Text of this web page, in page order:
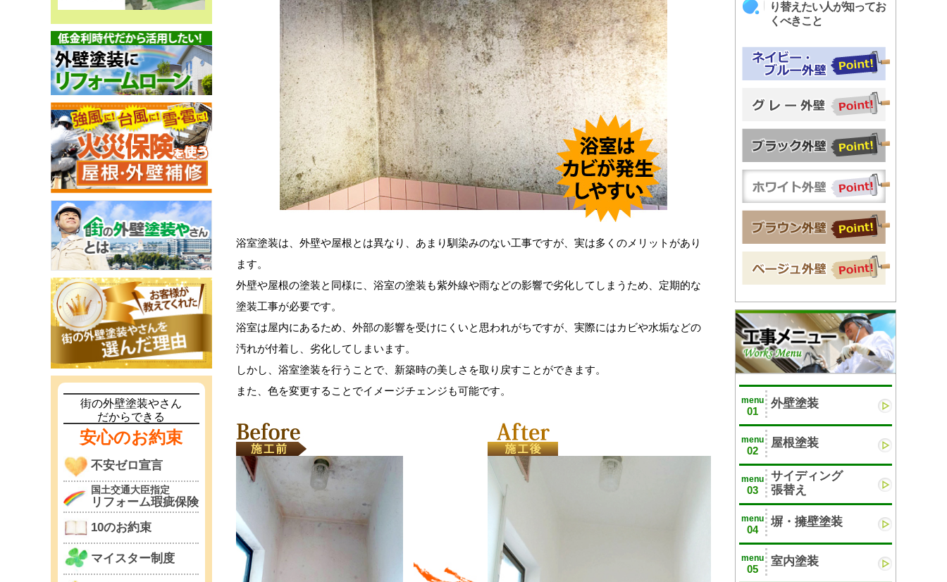
浴室塗装は、外壁や屋根とは異なり、あまり馴染みのない工事ですが、実は多くのメリットがあり
ます。
外壁や屋根の塗装と同様に、浴室の塗装も紫外線や雨などの影響で劣化してしまうため、定期的な
塗装工事が必要です。
浴室は屋内にあるため、外部の影響を受けにくいと思われがちですが、実際にはカビや水垢などの
汚れが付着し、劣化してしまいます。
しかし、浴室塗装を行うことで、新築時の美しさを取り戻すことができます。
また、色を変更することでイメージチェンジも可能です。
り替えたい人が知ってお
くべきこと
menu
01
外壁塗装
menu
02
屋根塗装
menu
03
サイディング
張替え
menu
04
塀・擁壁塗装
menu
05
室内塗装
街の外壁塗装やさん
だからできる
安心のお約束
不安ゼロ宣言
国土交通大臣指定
リフォーム瑕疵保険
10のお約束
マイスター制度